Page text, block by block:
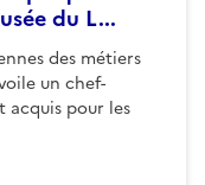
du L...
des métiers
un chef-
acquis pour les